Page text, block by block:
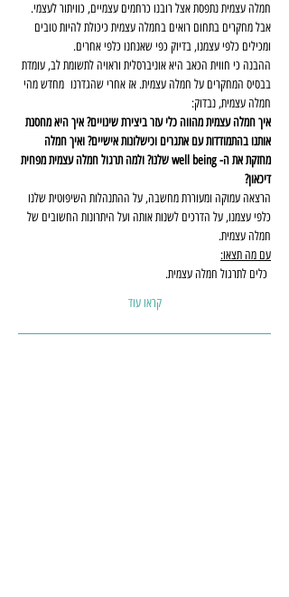
חמלה עצמית נתפסת אצל רובנו כרחמים עצמיים, כוויתור לעצמי.
אבל מחקרים בתחום רואים בחמלה עצמית כיכולת להיות טובים
ומכילים כלפי עצמנו, בדיוק כפי שאנחנו כלפי אחרים.
ההבנה כי חווית הכאב היא אוניברסלית וראויה לתשומת לב, עומדת
בבסיס המחקרים על חמלה עצמית. אז אחרי שהגדרנו  מחדש מהי
חמלה עצמית, נבדוק:
איך חמלה עצמית מהווה כלי עזר ביצירת שינויים? איך היא מחסנת
אותנו בהתמודדות עם אתגרים וכישלונות אישיים? ואיך חמלה
מחזקת את ה- well being שלנו? ולמה תרגול חמלה עצמית מפחית
דיכאון?
הרצאה עמוקה ומעוררת מחשבה, על ההתנהלות השיפוטית שלנו
כלפי עצמנו, על הדרכים לשנות אותה ועל היתרונות החשובים של
חמלה עצמית.
עם מה תצאו:
כלים לתרגול חמלה עצמית.
קראו עוד